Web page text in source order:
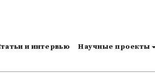
и интервью Научные проекты